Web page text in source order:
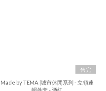
售完
Made by TEMA |城市休閒系列 - 立領連